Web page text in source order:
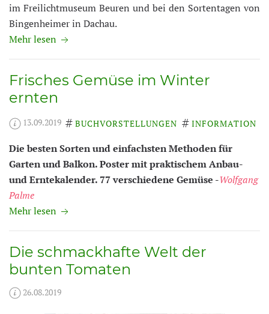
im Freilichtmuseum Beuren und bei den Sortentagen von
Bingenheimer in Dachau.
Mehr lesen
Frisches Gemüse im Winter
ernten
13.09.2019 BUCHVORSTELLUNGEN INFORMATION
Die besten Sorten und einfachsten Methoden für
Garten und Balkon. Poster mit praktischem Anbau-
und Erntekalender. 77 verschiedene Gemüse -Wolfgang
Palme
Mehr lesen
Die schmackhafte Welt der
bunten Tomaten
26.08.2019